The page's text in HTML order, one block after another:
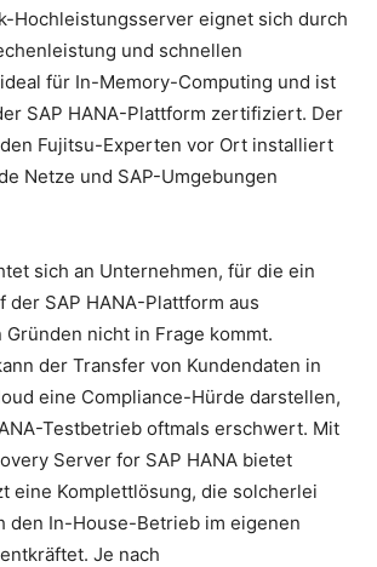
Hochleistungsserver eignet sich durch
und schnellen
für In-Memory-Computing und ist
SAP HANA-Plattform zertifiziert. Der
Fujitsu-Experten vor Ort installiert
Netze und SAP-Umgebungen
sich an Unternehmen, für die ein
der SAP HANA-Plattform aus
nicht in Frage kommt.
der Transfer von Kundendaten in
eine Compliance-Hürde darstellen,
Testbetrieb oftmals erschwert. Mit
Server for SAP HANA bietet
eine Komplettlösung, die solcherlei
den In-House-Betrieb im eigenen
Je nach